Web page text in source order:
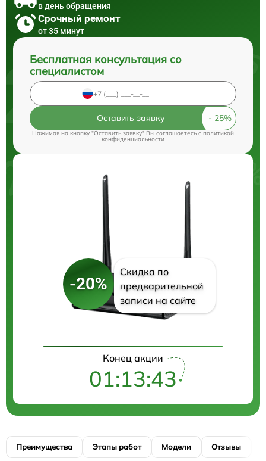
в день обращения
Срочный ремонт
от 35 минут
Бесплатная консультация со
специалистом
Оставить заявку
Нажимая на кнопку "Оставить заявку" Вы соглашаетесь cполитикой
конфиденциальности
-20%
Скидка по
предварительной
записи на сайте
Конец акции
01:13:43
Преимущества Этапы работ Модели Отзывы